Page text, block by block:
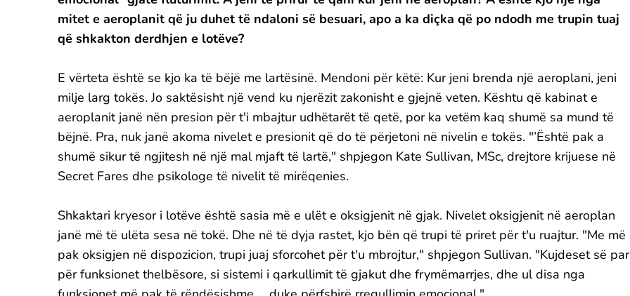
mitet e aeroplanit që ju duhet të ndaloni së besuari, apo a ka diçka që po ndodh me trupin tuaj
që shkakton derdhjen e lotëve?
E vërteta është se kjo ka të bëjë me lartësinë. Mendoni për këtë: Kur jeni brenda një aeroplani, jeni
milje larg tokës. Jo saktësisht një vend ku njerëzit zakonisht e gjejnë veten. Kështu që kabinat e
aeroplanit janë nën presion për t'i mbajtur udhëtarët të qetë, por ka vetëm kaq shumë sa mund të
bëjnë. Pra, nuk janë akoma nivelet e presionit që do të përjetoni në nivelin e tokës. "’Është pak a
shumë sikur të ngjitesh në një mal mjaft të lartë," shpjegon Kate Sullivan, MSc, drejtore krijuese në
Secret Fares dhe psikologe të nivelit të mirëqenies.
Shkaktari kryesor i lotëve është sasia më e ulët e oksigjenit në gjak. Nivelet oksigjenit në aeroplan
janë më të ulëta sesa në tokë. Dhe në të dyja rastet, kjo bën që trupi të priret për t'u ruajtur. "Me më
pak oksigjen në dispozicion, trupi juaj sforcohet për t'u mbrojtur," shpjegon Sullivan. "Kujdeset së
për funksionet thelbësore, si sistemi i qarkullimit të gjakut dhe frymëmarrjes, dhe ul disa nga